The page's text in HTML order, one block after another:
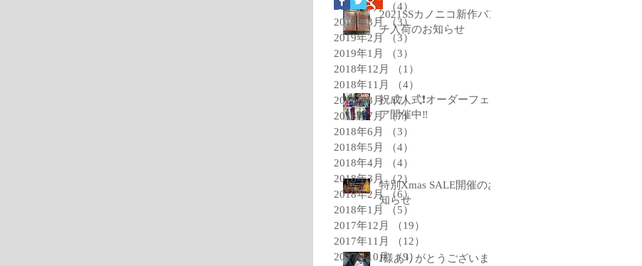
2021SSカノニコ新作バン
チ入荷のお知らせ
祝成人式❗️オーダーフェ
ア開催中‼️
特別Xmas SALE開催のお
知らせ
I様ありがとうございま
2019年4月
（4）
4件の記事
2019年3月 （3） 3件の記事
2019年2月
（3）
3件の記事
2019年1月
（3）
2018年12月
（1）
2018年11月
（4）
2018年8月 （7）7件の記事
2018年7月 （7）7件の記事
2018年6月
（3）
2018年5月
（4）
2018年4月
（4）
2018年3月 （2）
2件の記事
2018年2月 （6）
2018年1月
（5）
2017年12月
（19）
2017年11月
（12）
2017年10月 （9）9件の記事